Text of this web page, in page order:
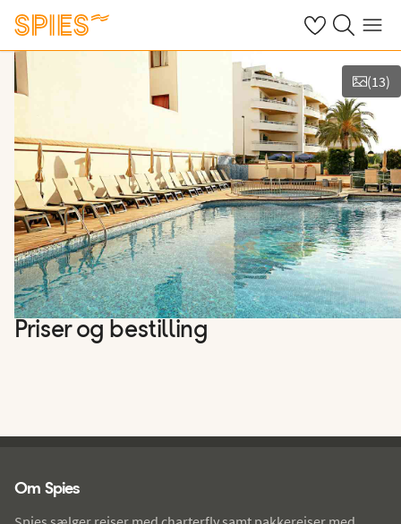
Se dine gemte
Søg påMenu
Vis billeder
(13)
Priser og bestilling
Om Spies